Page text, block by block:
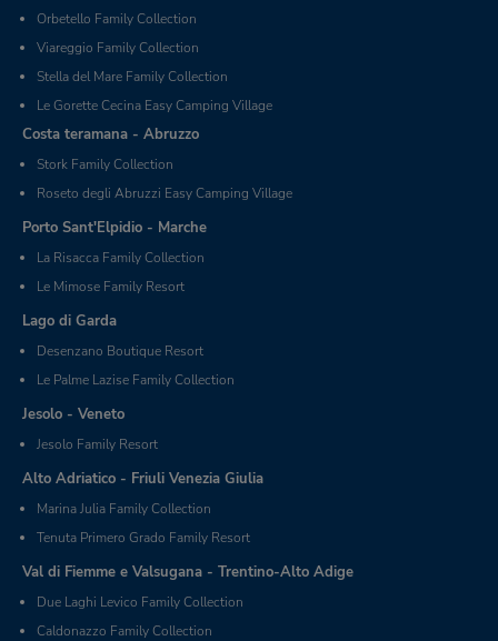
Orbetello Family Collection
Viareggio Family Collection
Stella del Mare Family Collection
Le Gorette Cecina Easy Camping Village
Costa teramana - Abruzzo
Stork Family Collection
Roseto degli Abruzzi Easy Camping Village
Porto Sant'Elpidio - Marche
La Risacca Family Collection
Le Mimose Family Resort
Lago di Garda
Desenzano Boutique Resort
Le Palme Lazise Family Collection
Jesolo - Veneto
Jesolo Family Resort
Alto Adriatico - Friuli Venezia Giulia
Marina Julia Family Collection
Tenuta Primero Grado Family Resort
Val di Fiemme e Valsugana - Trentino-Alto Adige
Due Laghi Levico Family Collection
Caldonazzo Family Collection